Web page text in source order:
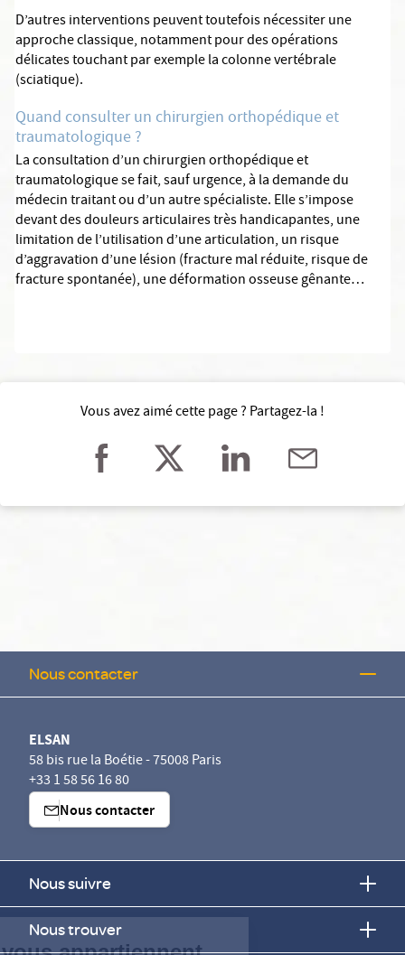
D’autres interventions peuvent toutefois nécessiter une
approche classique, notamment pour des opérations
délicates touchant par exemple la colonne vertébrale
(sciatique).
Quand consulter un chirurgien orthopédique et
traumatologique ?
La consultation d’un chirurgien orthopédique et
traumatologique se fait, sauf urgence, à la demande du
médecin traitant ou d’un autre spécialiste. Elle s’impose
devant des douleurs articulaires très handicapantes, une
limitation de l’utilisation d’une articulation, un risque
d’aggravation d’une lésion (fracture mal réduite, risque de
fracture spontanée), une déformation osseuse gênante…
Vous avez aimé cette page ? Partagez-la !
Nous contacter
ELSAN
58 bis rue la Boétie - 75008 Paris
+33 1 58 56 16 80
Nous contacter
Nous suivre
Nous trouver